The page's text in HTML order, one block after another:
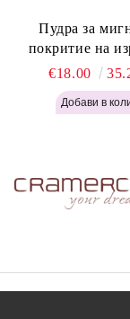
Пудра за
покритие на
корени Топло
Labor Pro
Powder - Warm
€18.00